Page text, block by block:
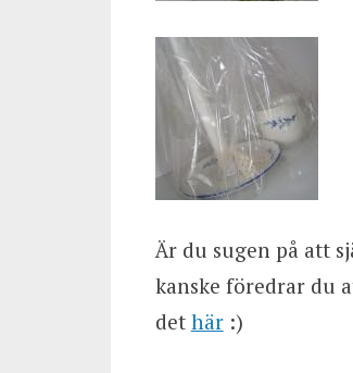
Är du sugen på att
kanske föredrar du
det här:)